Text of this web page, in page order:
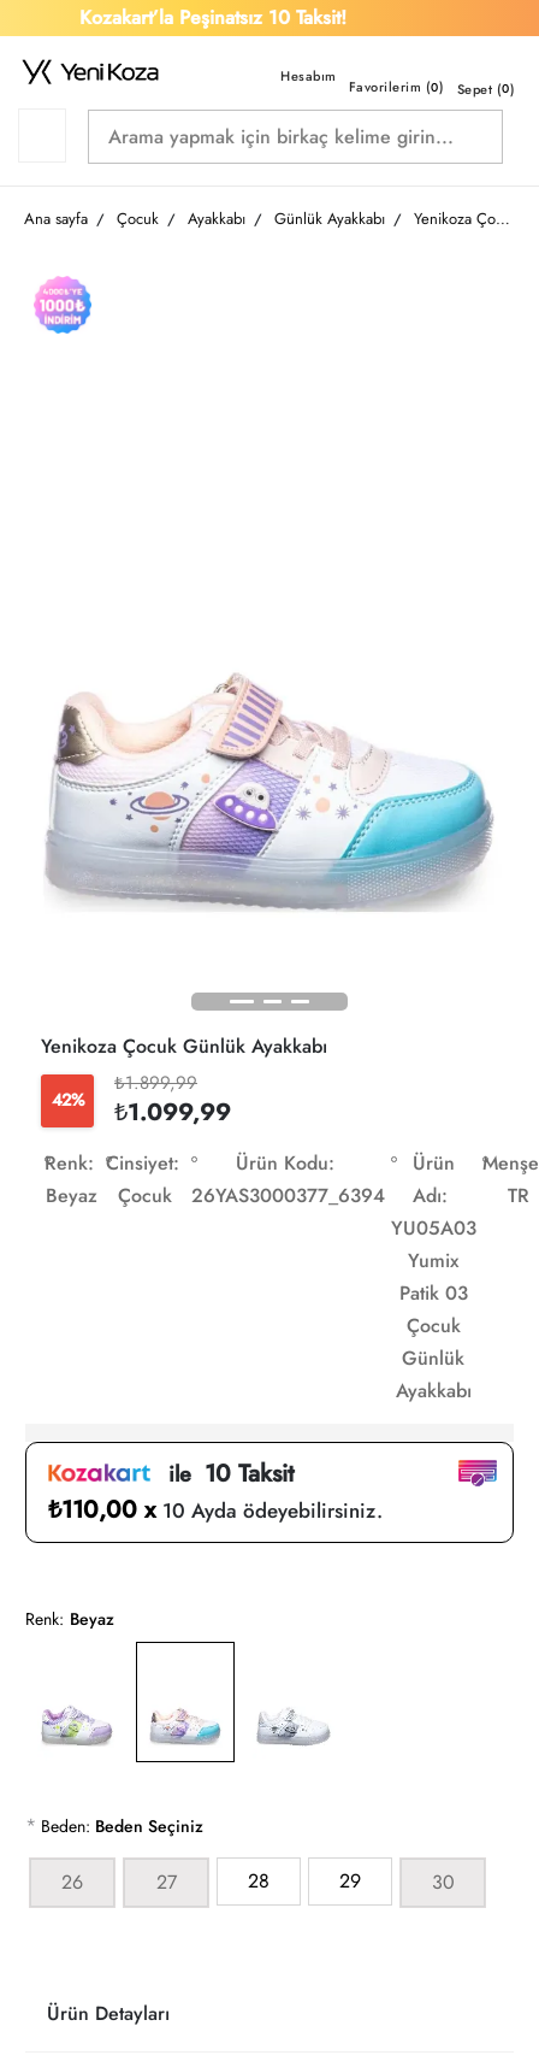
Kozakart’la Peşinatsız 10 Taksit!
Favorilerim (0) Sepet (0)
Ana sayfa Çocuk Ayakkabı Günlük Ayakkabı Yenikoza Çocuk Günlük Ayakkabı
Yenikoza Çocuk Günlük Ayakkabı
42%
₺1.899,99
₺1.099,99
Renk:
Beyaz
Cinsiyet:
Çocuk
Ürün Kodu:
26YAS3000377_6394
Ürün
Adı:
YU05A03
Yumix
Patik 03
Çocuk
Günlük
Ayakkabı
TR
ile10 Taksit
₺110,00 x 10 Ayda ödeyebilirsiniz.
Renk: Beyaz
* Beden: Beden Seçiniz
26 27 28 29 30
Ürün Detayları